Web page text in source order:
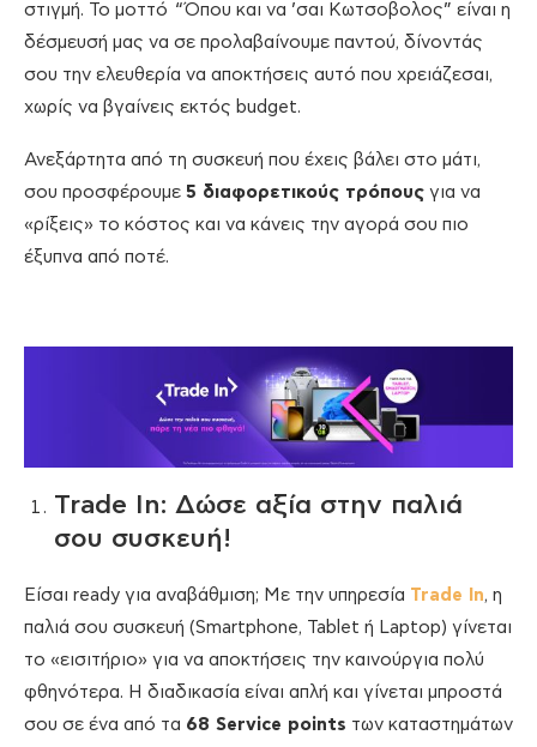
στιγμή. Το μοττό “Όπου και να ’σαι Κωτσοβολος” είναι η
δέσμευσή μας να σε προλαβαίνουμε παντού, δίνοντάς
σου την ελευθερία να αποκτήσεις αυτό που χρειάζεσαι,
χωρίς να βγαίνεις εκτός budget.
Ανεξάρτητα από τη συσκευή που έχεις βάλει στο μάτι,
σου προσφέρουμε 5 διαφορετικούς τρόπους για να
«ρίξεις» το κόστος και να κάνεις την αγορά σου πιο
έξυπνα από ποτέ.
Trade In: Δώσε αξία στην παλιά
σου συσκευή!
Είσαι ready για αναβάθμιση; Με την υπηρεσία Trade In, η
παλιά σου συσκευή (Smartphone, Tablet ή Laptop) γίνεται
το «εισιτήριο» για να αποκτήσεις την καινούργια πολύ
φθηνότερα. Η διαδικασία είναι απλή και γίνεται μπροστά
σου σε ένα από τα 68 Service points των καταστημάτων